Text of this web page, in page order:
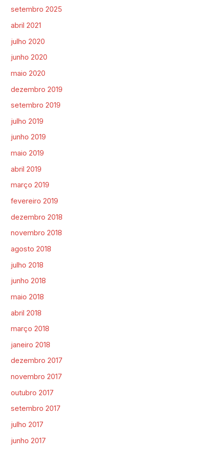
setembro 2025
abril 2021
julho 2020
junho 2020
maio 2020
dezembro 2019
setembro 2019
julho 2019
junho 2019
maio 2019
abril 2019
março 2019
fevereiro 2019
dezembro 2018
novembro 2018
agosto 2018
julho 2018
junho 2018
maio 2018
abril 2018
março 2018
janeiro 2018
dezembro 2017
novembro 2017
outubro 2017
setembro 2017
julho 2017
junho 2017